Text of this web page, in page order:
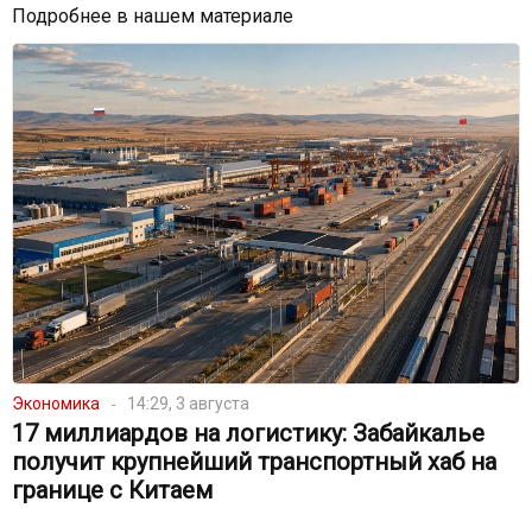
Подробнее в нашем материале
Экономика 14:29, 3 августа
17 миллиардов на логистику: Забайкалье
получит крупнейший транспортный хаб на
границе с Китаем